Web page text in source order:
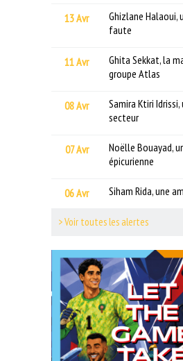
13 Avr
Ghizlane Halaoui,
faute
11 Avr
Ghita Sekkat, la
groupe Atlas
08 Avr
Samira Ktiri
secteur
07 Avr
Noëlle Bouayad,
épicurienne
06 Avr Siham Rida, une
> Voir toutes les alertes